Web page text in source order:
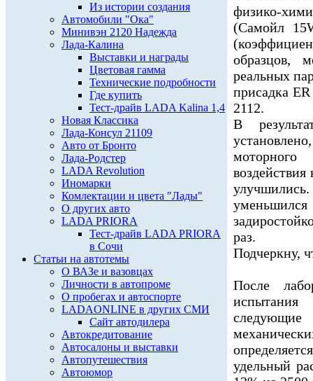
Из истории создания
Автомобили "Ока"
Минивэн 2120 Надежда
Лада-Калина
Выставки и награды
Цветовая гамма
Технические подробности
Где купить
Тест-драйв LADA Kalina 1,4
Новая Классика
Лада-Консул 21109
Авто от Бронто
Лада-Родстер
LADA Revolution
Иномарки
Комлектации и цвета "Лады"
О других авто
LADA PRIORA
Тест-драйв LADA PRIORA
в Сочи
Статьи на автотемы
О ВАЗе и вазовцах
Личности в автопроме
О пробегах и автоспорте
LADAONLINE в других СМИ
Сайт автодилера
Автокредитование
Автосалоны и выставки
Автопутешествия
Автоюмор
физико-
(Самойл
образцов,
реальных
присадка
2112.
В
моторного
воздействия
раз.
Подчеркну,
После
следующие
удельный